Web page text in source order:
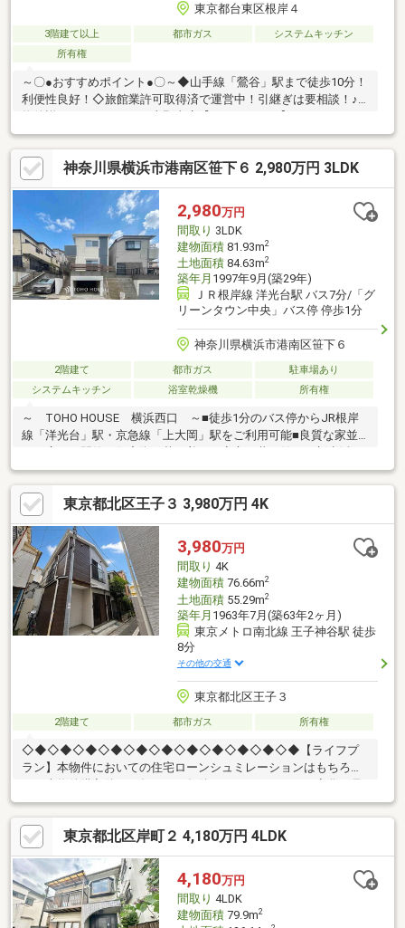
東京都台東区根岸４
3階建て以上 都市ガス
システムキッチン
所有権
～〇●おすすめポイント●〇～◆山手線「鶯谷」駅まで徒歩10分！
利便性良好！◇旅館業許可取得済で運営中！引継ぎは要相談！♪
♪◇◆◇◆◇◆◇◆◇◆◇◆◇◆◇◆◇◆◇◆◇◆◇◆◇◆
【物件調査報告書】本物件に関する独自の物件調査報告書を作成
します。重要事項説明に載らないような住んでから気になる事項
を色々な角度から調査して、お客様にとっての購入リスクの有無
を徹底的に確認して提供します
♪◇◆◇◆◇◆◇◆◇◆◇◆◇◆◇◆◇◆◇◆◇◆◇◆◇◆
神奈川県横浜市港南区笹下６ 2,980万円 3LDK
2,980万円
間取り 3LDK
建物面積81.93m2
土地面積84.63m2
築年月 1997年9月(築29年)
ＪＲ根岸線 洋光台駅 バス7分/「グ
リーンタウン中央」バス停 停歩1分
神奈川県横浜市港南区笹下６
2階建て 都市ガス
駐車場あり
システムキッチン
浴室乾燥機 所有権
～ TOHO HOUSE 横浜西口 ～■徒歩1分のバス停からJR根岸
線「洋光台」駅・京急線「上大岡」駅をご利用可能■良質な家並
内外装共にリフレッシュ！新築感覚で快適なお住まいにおしゃれ
な家具付きでの販売です■季節ごとのお荷物や思い出の品もたっ
ぷりしまっておける大型のグルニエ付き■大切なお車を雨や風か
ら守ってくれる地下車庫付き、前面道路6.5ｍで車庫入れもラクラ
ク■お天気の悪い日や花粉の季節にも重宝する浴室乾燥機付きご
見学のご希望、資料請求、ご質問などなど、お気軽にまずはお問
い合わせください♪【フリーダイヤル： 0120-821-930 】
東京都北区王子３ 3,980万円 4K
3,980万円
間取り 4K
建物面積76.66m2
土地面積55.29m2
築年月 1963年7月(築63年2ヶ月)
東京メトロ南北線 王子神谷駅 徒歩
8分
その他の交通
東京都北区王子３
2階建て 都市ガス 所有権
◇◆◇◆◇◆◇◆◇◆◇◆◇◆◇◆◇◆◇◆◇◆【ライフプ
ラン】本物件においての住宅ローンシュミレーションはもちろ
据えた長期的なライフプランシュミレーションを実施します。
【物件調査報告書】本物件に関する独自の物件調査報告書を作成
します。重要事項説明に載らないような住んでから気になる事項
を色々な角度から調査してお客様にとっての購入リスクの有無を
徹底的に確認して提供します。
東京都北区岸町２ 4,180万円 4LDK
4,180万円
間取り 4LDK
建物面積79.9m2